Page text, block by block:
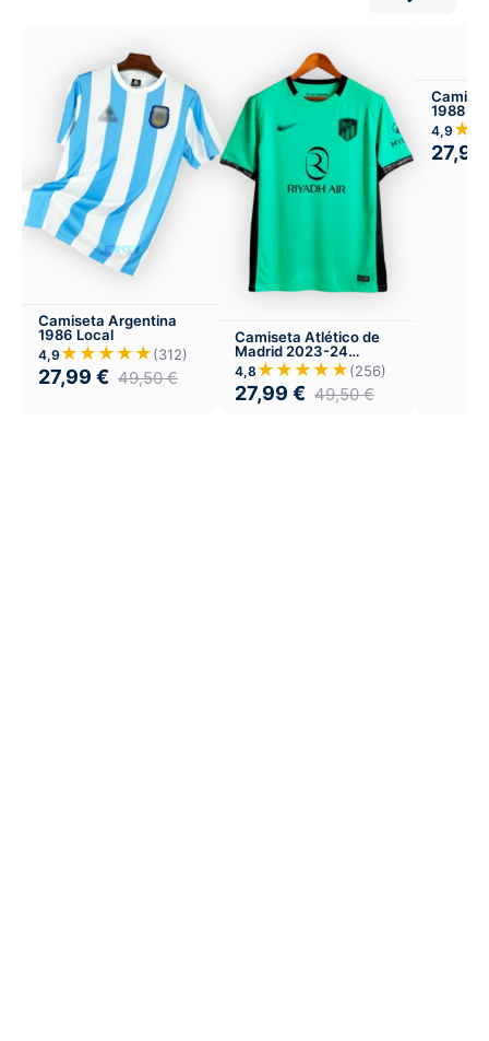
Camiseta Argentina
1986 Local
4,9 ★★★★★(312)
27,99 € 49,50€
Camiseta Atlético de
Madrid 2023-24
Tercera
4,8 ★★★★★(256)
27,99 € 49,50€
1988
4,9
27,99